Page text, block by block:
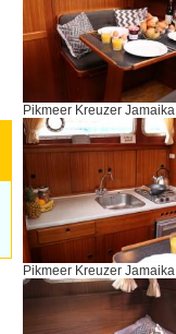
Pikmeer Kreuzer Jamaika
Pikmeer Kreuzer Jamaika